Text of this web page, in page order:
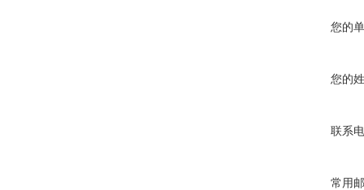
您的
您的
联系
常用